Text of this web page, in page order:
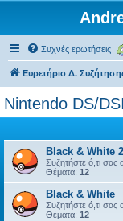
Συχνές ερωτήσεις
Ευρετήριο Δ.
Nintendo DS/
Black & White 2
Συζητήστε ό,τι
Θέματα: 12
Black & White
Συζητήστε ό,τι
Θέματα: 12